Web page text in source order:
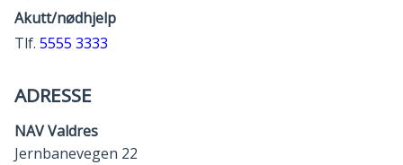
Akutt/nødhjelp
Tlf. 5555 3333
ADRESSE
NAV Valdres
Jernbanevegen 22